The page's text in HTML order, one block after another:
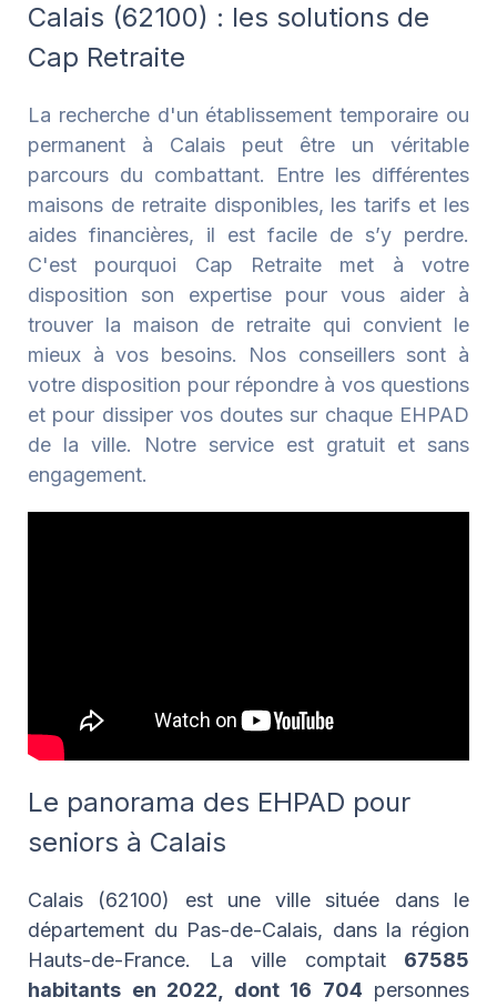
Calais (62100) : les solutions de
Cap Retraite
La recherche d'un établissement temporaire ou
permanent à Calais peut être un véritable
parcours du combattant. Entre les différentes
maisons de retraite disponibles, les tarifs et les
aides financières, il est facile de s’y perdre.
C'est pourquoi Cap Retraite met à votre
disposition son expertise pour vous aider à
trouver la maison de retraite qui convient le
mieux à vos besoins. Nos conseillers sont à
votre disposition pour répondre à vos questions
et pour dissiper vos doutes sur chaque EHPAD
de la ville. Notre service est gratuit et sans
engagement.
Le panorama des EHPAD pour
seniors à Calais
Calais (62100) est une ville située dans le
département du Pas-de-Calais, dans la région
Hauts-de-France. La ville comptait 67585
habitants en 2022, dont 16 704 personnes